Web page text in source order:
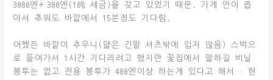
3000엔+ 300엔(10% 세금)을 갖고 있었기 때문. 가게 안이 좁
아서 추워도 바깥에서 15분정도 기다림.
어쨌든 바깥이 추우니(얇은 긴팔 셔츠밖에 입지 않음) 스벅으
로 들어가서 1시간 기다리려고 했지만 꽃집에서 말하길 비닐
봉투는 없고 전용 봉투가 400엔이상 하는게 있다고 해서… 현